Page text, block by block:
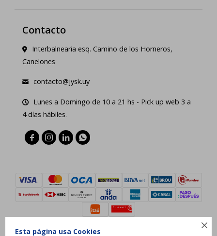

Esta página usa Cookies
Contacto
Interbalnearia esq. Camino de los Horneros,
Canelones
contacto@jysk.uy
Lunes a Domingo de 10 a 21 hs - Pick up web 3 a
4 días hábiles.
   